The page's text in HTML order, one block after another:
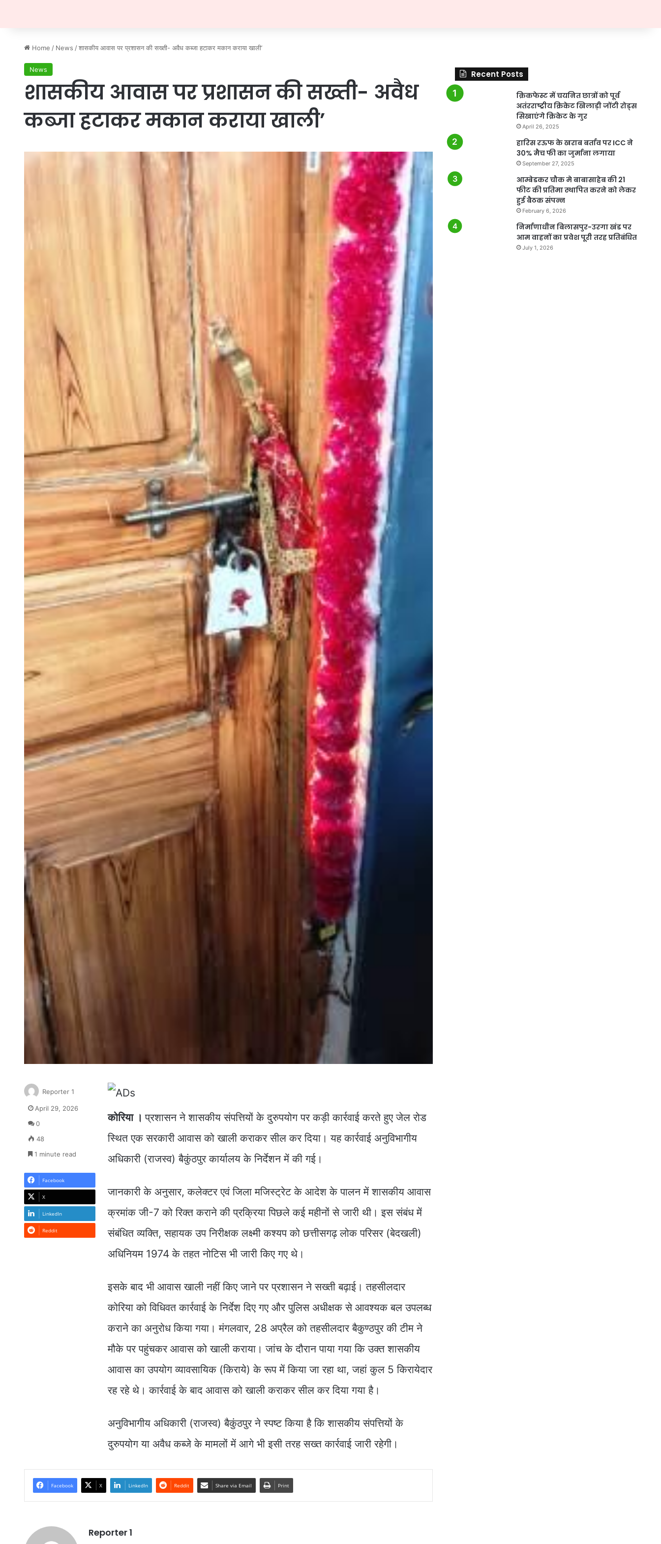
Home / News / शासकीय आवास पर प्रशासन की सख्ती- अवैध कब्जा हटाकर मकान कराया खाली’
News
शासकीय आवास पर प्रशासन की सख्ती- अवैध
कब्जा हटाकर मकान कराया खाली’
कोरिया ।प्रशासन ने शासकीय संपत्तियों के दुरुपयोग पर कड़ी कार्रवाई करते हुए जेल रोड
स्थित एक सरकारी आवास को खाली कराकर सील कर दिया। यह कार्रवाई अनुविभागीय
अधिकारी (राजस्व) बैकुंठपुर कार्यालय के निर्देशन में की गई।
जानकारी के अनुसार, कलेक्टर एवं जिला मजिस्ट्रेट के आदेश के पालन में शासकीय आवास
क्रमांक जी-7 को रिक्त कराने की प्रक्रिया पिछले कई महीनों से जारी थी। इस संबंध में
संबंधित व्यक्ति, सहायक उप निरीक्षक लक्ष्मी कश्यप को छत्तीसगढ़ लोक परिसर (बेदखली)
अधिनियम 1974 के तहत नोटिस भी जारी किए गए थे।
इसके बाद भी आवास खाली नहीं किए जाने पर प्रशासन ने सख्ती बढ़ाई। तहसीलदार
कोरिया को विधिवत कार्रवाई के निर्देश दिए गए और पुलिस अधीक्षक से आवश्यक बल उपलब्ध
कराने का अनुरोध किया गया। मंगलवार, 28 अप्रैल को तहसीलदार बैकुण्ठपुर की टीम ने
मौके पर पहुंचकर आवास को खाली कराया। जांच के दौरान पाया गया कि उक्त शासकीय
आवास का उपयोग व्यावसायिक (किराये) के रूप में किया जा रहा था, जहां कुल 5 किरायेदार
रह रहे थे। कार्रवाई के बाद आवास को खाली कराकर सील कर दिया गया है।
अनुविभागीय अधिकारी (राजस्व) बैकुंठपुर ने स्पष्ट किया है कि शासकीय संपत्तियों के
दुरुपयोग या अवैध कब्जे के मामलों में आगे भी इसी तरह सख्त कार्रवाई जारी रहेगी।
Reporter 1
April 29, 2026
0
48
1 minute read
Facebook
X
LinkedIn
Reddit
Facebook X LinkedIn Reddit Share via Email Print
Reporter 1
Recent Posts
क्रिकफेस्ट में चयनित छात्रों को पूर्व
अतंरराष्ट्रीय क्रिकेट खिलाड़ी जोंटी रोड्स
सिखाएंगे क्रिकेट के गुर
April 26, 2025
हारिस रऊफ के खराब बर्ताव पर ICC ने
30% मैच फी का जुर्माना लगाया
September 27, 2025
आम्बेडकर चौक मे बाबासाहेब की 21
फीट की प्रतिमा स्थापित करने को लेकर
हुई बैठक संपन्न
February 6, 2026
निर्माणाधीन बिलासपुर-उरगा खंड पर
आम वाहनों का प्रवेश पूरी तरह प्रतिबंधित
July 1, 2026